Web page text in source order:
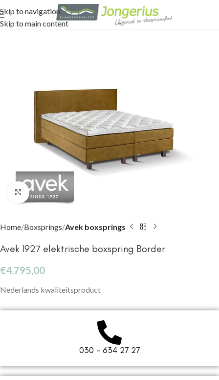
Skip to navigation
Skip to main content
Click to enlarge
Home Boxsprings Avek boxsprings
Avek 1927 elektrische boxspring Border
€4.795,00
Nederlands kwaliteitsproduct
030 - 634 27 27